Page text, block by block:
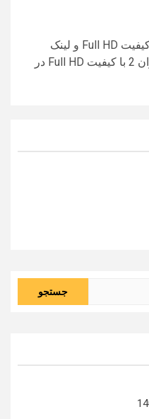
دانلود سریال ساخت ایران 2 با کیفیت Full HD و لینک
مستقیم دانلود سریال ساخت ایران 2 با کیفیت Full HD در